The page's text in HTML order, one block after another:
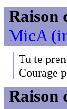
Raison
MicA
Tu te
Courage
Raison